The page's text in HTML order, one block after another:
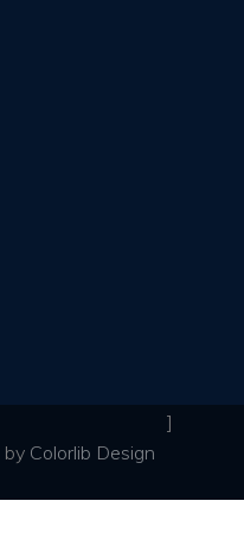
by Colorlib Design
]